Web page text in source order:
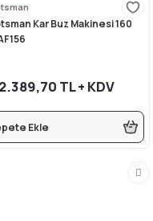
Kar Buz Makinesi 160
TL + KDV
Ekle